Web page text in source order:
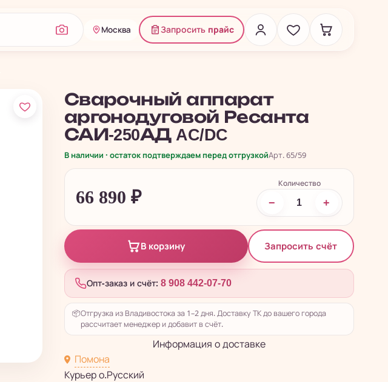
Москва Запросить прайс
Сварочный аппарат
аргонодуговой Ресанта
САИ-250АД AC/DC
В наличии · остаток подтверждаем перед отгрузкойАрт. 65/59
66 890 ₽
Количество
− +
В корзину Запросить счёт
Опт-заказ и счёт: 8 908 442-07-70
📦Отгрузка из Владивостока за 1–2 дня. Доставку ТК до вашего города
рассчитает менеджер и добавит в счёт.
Информация о доставке
Помона
Курьер о.Русский